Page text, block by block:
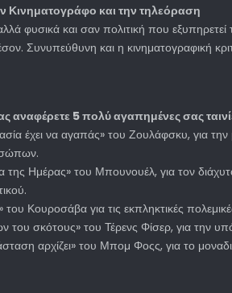
Κινηματογράφο και την τηλεόραση
φυσικά και σαν πολιτική που εξυπηρετεί
Συνυπεύθυνη και η κινηματογραφική
αναφέρετε 5 πολύ αγαπημένες σας
έχει να αγαπάς» του Ζουλάφσκυ, για
της Ημέρας» του Μπουνουέλ, για τον
του Κουροσάβα για τις εκπληκτικές
του σκότους» του Τέρενς Φίσερ, για την
αρχίζει» του Μπομ Φοςς, για το